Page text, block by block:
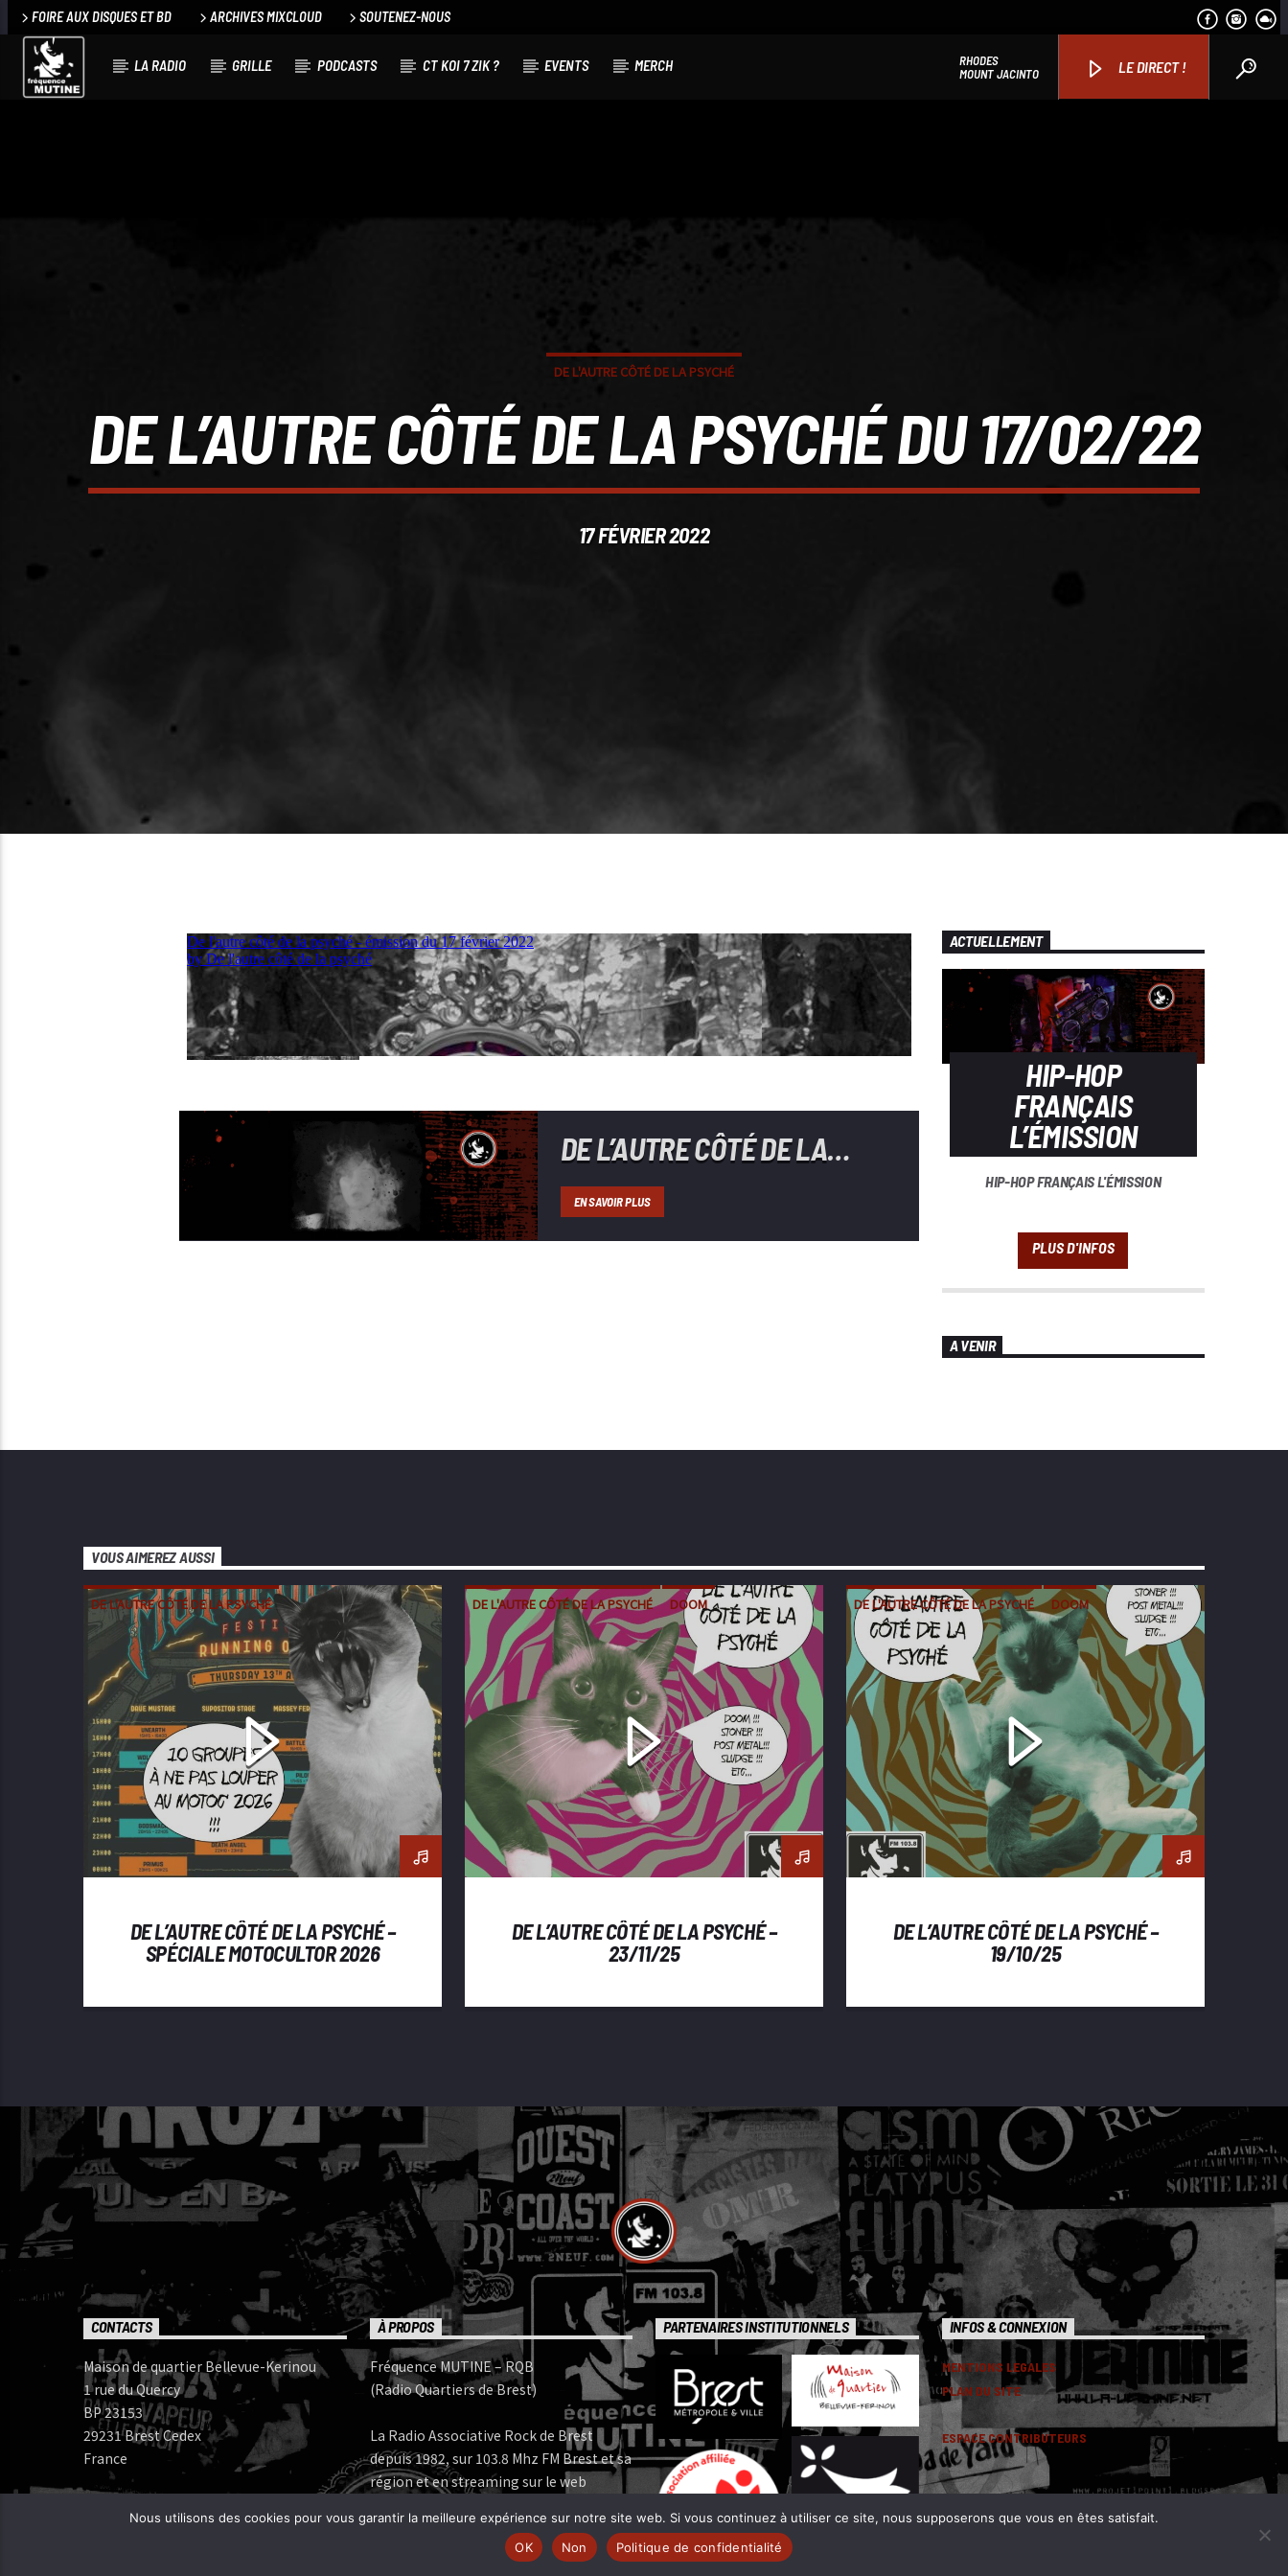
FOIRE AUX DISQUES ET BD ARCHIVES MIXCLOUD SOUTENEZ-NOUS
LA RADIO GRILLE PODCASTS CT KOI 7 ZIK ? EVENTS MERCH LE DIRECT !
RHODES
MOUNT JACINTO
DE L'AUTRE CÔTÉ DE LA PSYCHÉ
DE L’AUTRE CÔTÉ DE LA PSYCHÉ DU 17/02/22
17 FÉVRIER 2022
DE L’AUTRE CÔTÉ DE LA
PSYCHÉ
EN SAVOIR PLUS
ACTUELLEMENT
HIP-HOP
FRANÇAIS
L’ÉMISSION
HIP-HOP FRANÇAIS L'ÉMISSION
A VENIR
VOUS AIMEREZ AUSSI
DE L'AUTRE CÔTÉ DE LA PSYCHÉ
DEATH METAL
DOOM
HEAVY METAL
METAL
STONER
DE L’AUTRE CÔTÉ DE LA PSYCHÉ –
SPÉCIALE MOTOCULTOR 2026
DE L'AUTRE CÔTÉ DE LA PSYCHÉ
DOOM
METAL
POST-METAL STONER
DE L’AUTRE CÔTÉ DE LA PSYCHÉ –
23/11/25
DE L'AUTRE CÔTÉ DE LA PSYCHÉ
DOOM
METAL
POST-METAL
SLUDGE
STONER
DE L’AUTRE CÔTÉ DE LA PSYCHÉ –
19/10/25
CONTACTS
Maison de quartier Bellevue-Kerinou
1 rue du Quercy
BP 23153
29231 Brest Cedex
France
Bureau: 02 98 05 07 96
À PROPOS
Fréquence MUTINE – RQB
(Radio Quartiers de Brest)
La Radio Associative Rock de Brest
depuis 1982, sur 103.8 Mhz FM Brest et sa
région et en streaming sur le web
Fréquence MUTINE est membre:
FERAROCK | www.ferarock.org |
PARTENAIRES INSTITUTIONNELS INFOS & CONNEXION
MENTIONS LEGALES
PLAN DU SITE
ESPACE CONTRIBUTEURS
Nous utilisons des cookies pour vous garantir la meilleure expérience sur notre site web. Si vous continuez à utiliser ce site, nous supposerons que vous en êtes satisfait.
OK
Non Politique de confidentialité